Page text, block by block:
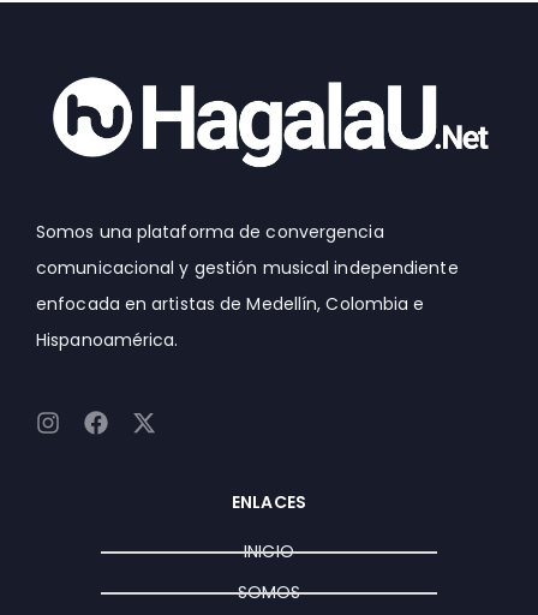
Somos una plataforma de convergencia
comunicacional y gestión musical independiente
enfocada en artistas de Medellín, Colombia e
Hispanoamérica.
I
F
k
X
e
ENLACES
INICIO
SOMOS